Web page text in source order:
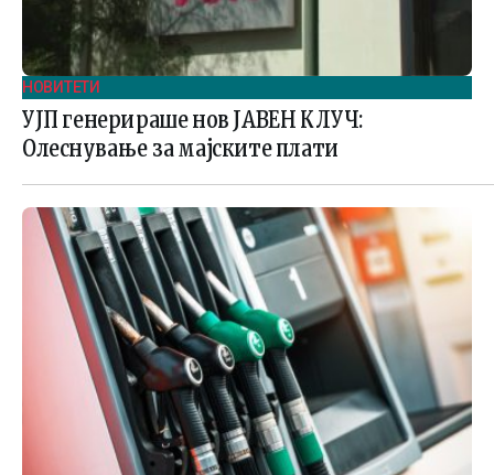
НОВИТЕТИ
УЈП генерираше нов ЈАВЕН КЛУЧ:
Олеснување за мајските плати